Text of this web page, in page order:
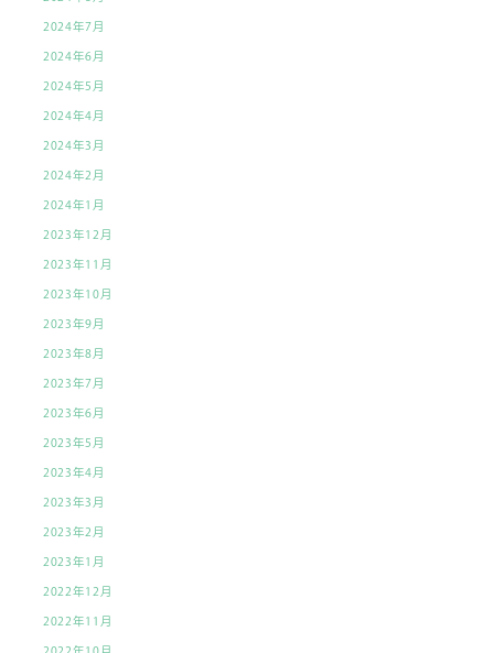
2024年7月
2024年6月
2024年5月
2024年4月
2024年3月
2024年2月
2024年1月
2023年12月
2023年11月
2023年10月
2023年9月
2023年8月
2023年7月
2023年6月
2023年5月
2023年4月
2023年3月
2023年2月
2023年1月
2022年12月
2022年11月